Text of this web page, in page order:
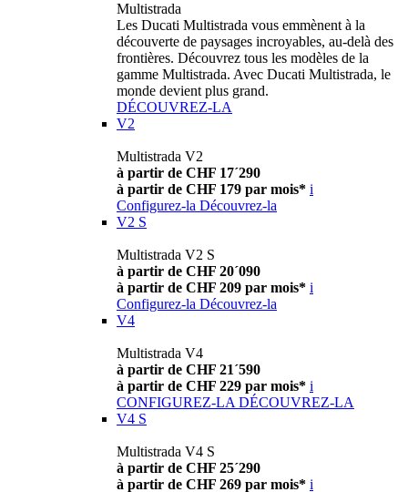
Multistrada
Les Ducati Multistrada vous emmènent à la
découverte de paysages incroyables, au-delà des
frontières. Découvrez tous les modèles de la
gamme Multistrada. Avec Ducati Multistrada, le
monde devient plus grand.
DÉCOUVREZ-LA
V2
Multistrada V2
à partir de CHF 17´290
à partir de CHF 179 par mois* i
Configurez-la Découvrez-la
V2 S
Multistrada V2 S
à partir de CHF 20´090
à partir de CHF 209 par mois* i
Configurez-la Découvrez-la
V4
Multistrada V4
à partir de CHF 21´590
à partir de CHF 229 par mois* i
CONFIGUREZ-LA DÉCOUVREZ-LA
V4 S
Multistrada V4 S
à partir de CHF 25´290
à partir de CHF 269 par mois* i